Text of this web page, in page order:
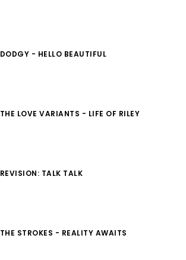
DODGY - HELLO BEAUTIFUL
THE LOVE VARIANTS - LIFE OF RILEY
REVISION: TALK TALK
THE STROKES - REALITY AWAITS